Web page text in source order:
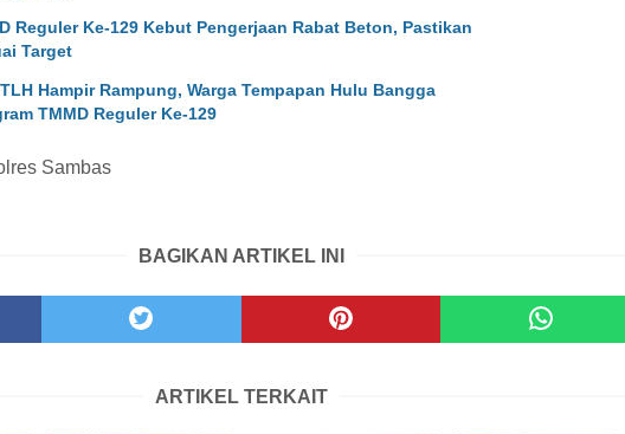
Reguler Ke-129 Kebut Pengerjaan Rabat Beton, Pastikan
Target
Hampir Rampung, Warga Tempapan Hulu Bangga
TMMD Reguler Ke-129
Sambas
BAGIKAN ARTIKEL INI
ARTIKEL TERKAIT